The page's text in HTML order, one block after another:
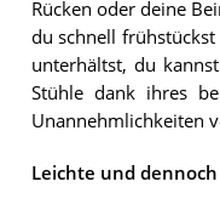
Rücken oder deine
du schnell
unterhältst, du
Stühle dank ihres
Unannehmlichkeiten
Leichte und